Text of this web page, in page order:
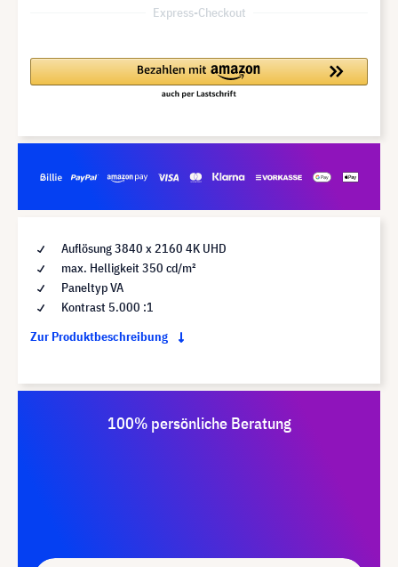
Express-Checkout
Auflösung 3840 x 2160 4K UHD
max. Helligkeit 350 cd/m²
Paneltyp VA
Kontrast 5.000 :1
Zur Produktbeschreibung
100% persönliche Beratung